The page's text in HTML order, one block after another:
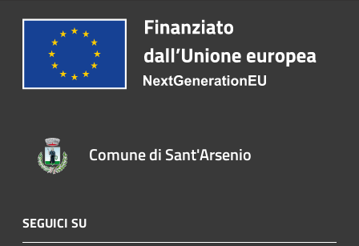
Comune di Sant'Arsenio
SEGUICI SU